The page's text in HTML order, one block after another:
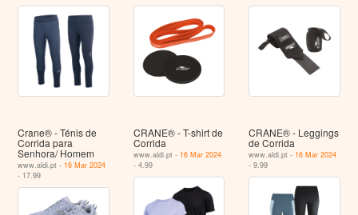
Crane® - Ténis de
Corrida para
Senhora/ Homem
www.aldi.pt - 16 Mar 2024
- 17.99
CRANE® - T-shirt de
Corrida
www.aldi.pt - 16 Mar 2024
- 4.99
CRANE® - Leggings
de Corrida
www.aldi.pt - 16 Mar 2024
- 9.99